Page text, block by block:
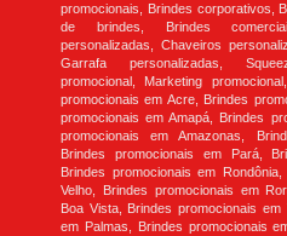
promocionais, Brindes corporativos,
de brindes, Brindes
personalizadas, Chaveiros
Garrafa personalizadas,
promocional, Marketing
promocionais em Acre, Brindes
promocionais em Amapá, Brindes
promocionais em Amazonas,
Brindes promocionais em Pará,
Brindes promocionais em
Velho, Brindes promocionais em
Boa Vista, Brindes promocionais
em Palmas, Brindes promocionais